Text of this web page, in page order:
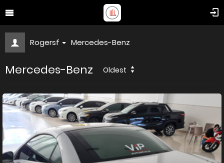
Rogersf Mercedes-Benz
Mercedes-Benz Oldest